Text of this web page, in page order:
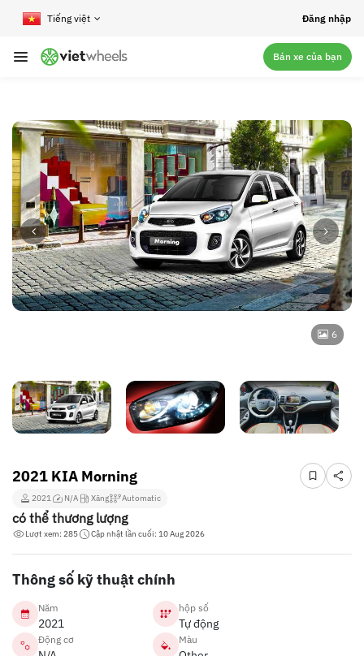
Đăng nhập
Bán xe của bạn
6
2021 KIA Morning
2021 N/A Xăng Automatic
có thể thương lượng
Lượt xem: 285 Cập nhật lần cuối: 10 Aug 2026
Thông số kỹ thuật chính
Năm
2021
hộp số
Tự động
Động cơ Màu